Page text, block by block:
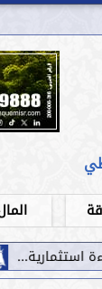
سامر شقير: